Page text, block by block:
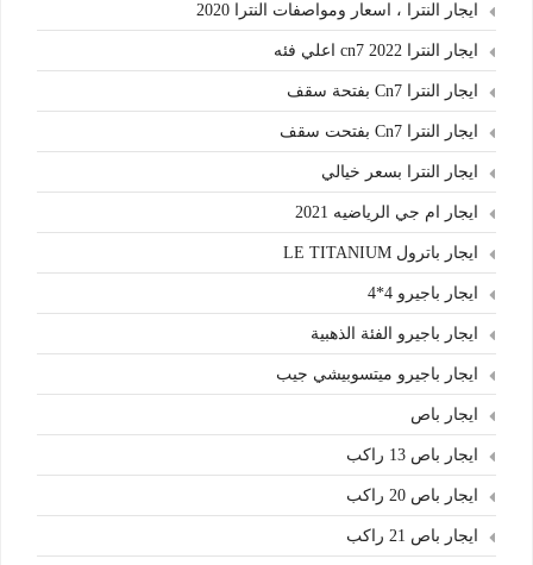
ايجار النترا ، اسعار ومواصفات النترا 2020
ايجار النترا cn7 2022 اعلي فئه
ايجار النترا Cn7 بفتحة سقف
ايجار النترا Cn7 بفتحت سقف
ايجار النترا بسعر خيالي
ايجار ام جي الرياضيه 2021
ايجار باترول LE TITANIUM
ايجار باجيرو 4*4
ايجار باجيرو الفئة الذهبية
ايجار باجيرو ميتسوبيشي جيب
ايجار باص
ايجار باص 13 راكب
ايجار باص 20 راكب
ايجار باص 21 راكب